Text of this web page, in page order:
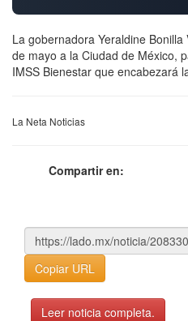
La gobernadora Yeraldine
de mayo a la Ciudad de México,
IMSS Bienestar que encabezará
La Neta Noticias
Compartir en:
Copiar URL
Leer noticia completa.